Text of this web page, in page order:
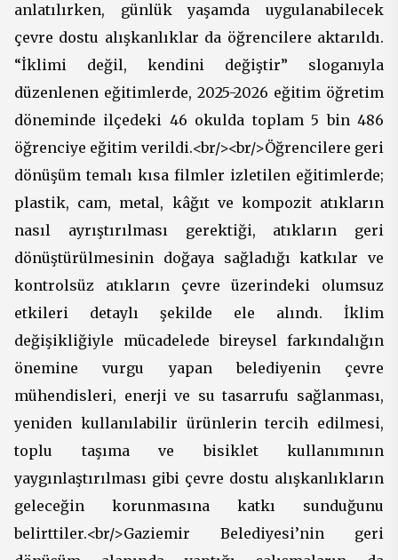
anlatılırken, günlük yaşamda uygulanabilecek
çevre dostu alışkanlıklar da öğrencilere aktarıldı.
“İklimi değil, kendini değiştir” sloganıyla
düzenlenen eğitimlerde, 2025-2026 eğitim öğretim
döneminde ilçedeki 46 okulda toplam 5 bin 486
öğrenciye eğitim verildi.<br/><br/>Öğrencilere geri
dönüşüm temalı kısa filmler izletilen eğitimlerde;
plastik, cam, metal, kâğıt ve kompozit atıkların
nasıl ayrıştırılması gerektiği, atıkların geri
dönüştürülmesinin doğaya sağladığı katkılar ve
kontrolsüz atıkların çevre üzerindeki olumsuz
etkileri detaylı şekilde ele alındı. İklim
değişikliğiyle mücadelede bireysel farkındalığın
önemine vurgu yapan belediyenin çevre
mühendisleri, enerji ve su tasarrufu sağlanması,
yeniden kullanılabilir ürünlerin tercih edilmesi,
toplu taşıma ve bisiklet kullanımının
yaygınlaştırılması gibi çevre dostu alışkanlıkların
geleceğin korunmasına katkı sunduğunu
belirttiler.<br/>Gaziemir Belediyesi’nin geri